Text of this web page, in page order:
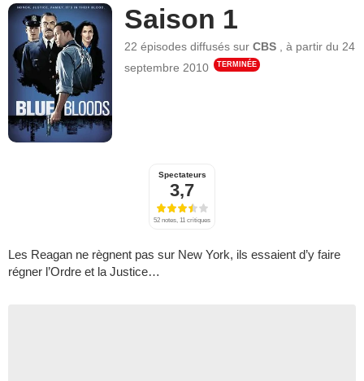
Saison 1
22 épisodes diffusés surCBS ,à partir du 24
septembre 2010
TERMINÉE
Spectateurs
3,7
52 notes, 11 critiques
Les Reagan ne règnent pas sur New York, ils essaient d’y faire
régner l’Ordre et la Justice…